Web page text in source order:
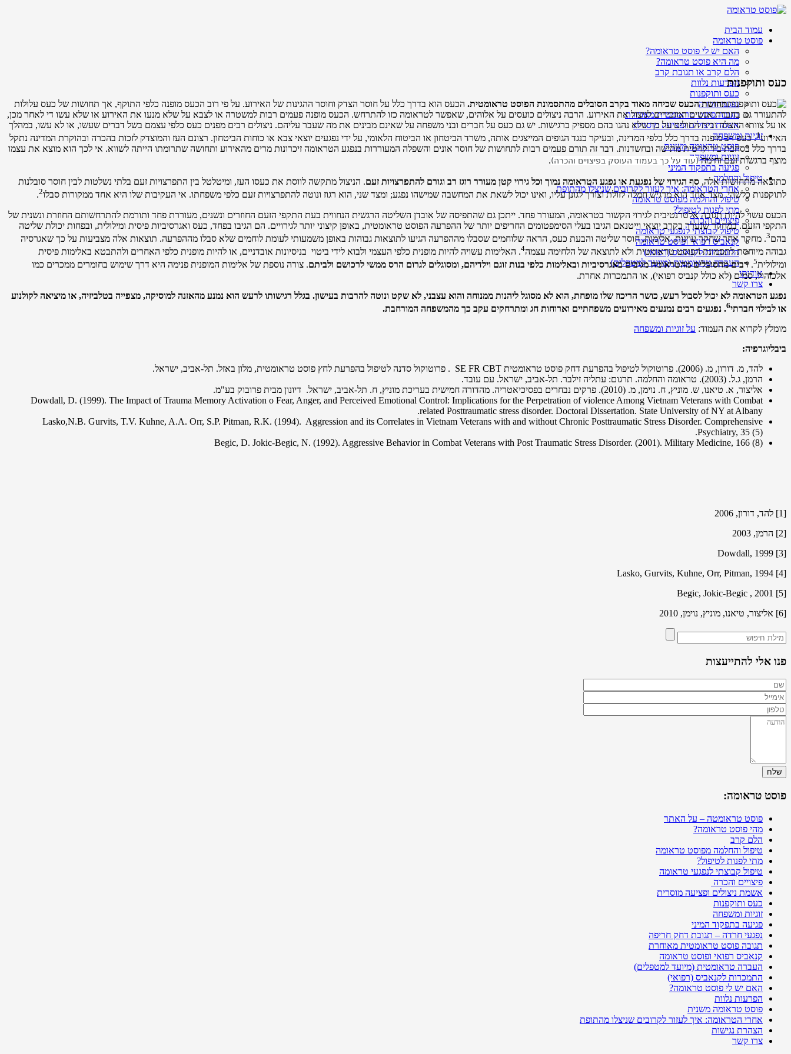
עמוד הבית
פוסט טראומה
האם יש לי פוסט טראומה?
מה היא פוסט טראומה?
הלם קרב או תגובת קרב
הפרעות נלוות
כעס ותוקפנות
נפגעי חרדה
תגובה פוסט טראומטית מאוחרת
אשמת ניצולים ופציעה מוסרית
זוגיות ומשפחה
פוסט טראומה משנית
זוגיות ומשפחה
פגיעה בתפקוד המיני
טיפול והחלמה
אחרי הטראומה: איך לעזור לקרובים שניצלו מהתופת
טיפול והחלמה מפוסט טראומה
מתי לפנות לטיפול?
פיצויים והכרה
טיפול קבוצתי לנפגעי טראומה
קנאביס רפואי ופוסט טראומה
התמכרות לקנאביס (רפואי)
העברה טראומטית (מיועד למטפלים)
אודותי
צרו קשר
כעס ותוקפנות
תחושת הכעס שכיחה מאוד בקרב הסובלים מהתסמונת הפוסט טראומטית. הכעס הוא בדרך כלל על חוסר הצדק וחוסר ההגינות של האירוע. על פי רוב הכעס מופנה כלפי התוקף, אך תחושות של כעס עלולות
להתעורר גם בחברת אנשים המזכירים לניצול את האירוע. הרבה ניצולים כועסים על אלוהים, שאפשר לטראומה כזו להתרחש. הכעס מופנה פעמים רבות למשטרה או לצבא על שלא מנעו את האירוע או שלא עשו די לאחר מכן,
או על צוותי ההצלה ובית החולים על כך שלא נהגו בהם מספיק ברגישות. יש גם כעס על חברים ובני משפחה על שאינם מבינים את מה שעבר עליהם. ניצולים רבים מפנים כעס כלפי עצמם בשל דברים שעשו, או לא עשו, במהלך
האירוע1. כעס רב מופנה בדרך כלל כלפי המדינה, ובעיקר כנגד הגופים המייצגים אותה, משרד הביטחון או הביטוח הלאומי, על ידי נפגעים יוצאי צבא או כוחות הביטחון. רצונם העז והמוצדק לזכות בהכרה ובהוקרת המדינה נתקל
בדרך כלל בסחבת בירוקרטית מתישה ובחשדנות. דבר זה תורם פעמים רבות לתחושות של חוסר אונים והשפלה המעוררות בנפגע הטראומה זיכרונות מרים מהאירוע ותחושה שתרומתו הייתה לשווא. אי לכך הוא מוצא את עצמו
מוצף ברגשות זעם וחימה(עוד על כך בעמוד העוסק בפיצויים והכרה).
כתוצאה מתחושות אלה, סף הגירוי של נפגעת או נפגע הטראומה נמוך וכל גירוי קטן מעורר רוגז רב וגורם להתפרצויות זעם. הניצול מתקשה לווסת את כעסו העז, ומיטלטל בין התפרצויות זעם בלתי נשלטות לבין חוסר סובלנות
לתוקפנות כלשהי. מצד אחד הוא מרגיש חמלה לזולת וצורך לגונן עליו, ואינו יכול לשאת את המחשבה שמישהו נפגע; ומצד שני, הוא רגוז ונוטה להתפרצויות זעם כלפי משפחתו. אי העקיבות שלו היא אחד ממקורות סבלו2
.
הכעס עשוי להיות תגובה אלטרנטיבית לגירוי הקשור בטראומה, המעורר פחד. ייתכן גם שהתפיסה של אובדן השליטה הרגשית הנחווית בעת התקפי הזעם החוזרים ונשנים, מעוררת פחד ותורמת להתרחשותם החוזרת ונשנית של
התקפי הזעם. במחקר שנערך בקרב יוצאי וייטנאם הגיבו בעלי הסימפטומים החריפים יותר של ההפרעה הפוסט טראומטית, באופן קיצוני יותר לגירויים. הם הגיבו בפחד, כעס ואגרסיביות פיסית ומילולית, ובפחות יכולת שליטה
בהם3. מחקר אחר שחקר עוינות, אלימות, חוסר שליטה והבעת כעס, הראה שלוחמים שסבלו מההפרעה הגיעו לתוצאות גבוהות באופן משמעותי לעומת לוחמים שלא סבלו מההפרעה. תוצאות אלה מצביעות על כך שאגרסיה
גבוהה מיוחסת לתסמונת הפוסט טראומטית ולא לתוצאה של הלחימה עצמה4. האלימות עשויה להיות מופנית כלפי העצמי ולבוא לידי ביטוי בניסיונות אובדניים, או להיות מופנית כלפי האחרים ולהתבטא באלימות פיסית
ומילולית5
.רבים מהסובלים מהטראומה מגיבים באגרסיביות ובאלימות כלפי בנות זוגם וילדיהם, ומסוגלים לגרום הרס ממשי לרכושם ולביתם. צורה נוספת של אלימות המופנית פנימה היא דרך שימוש בחומרים ממכרים כמו
אלכוהול, סמים (לא כולל קנביס רפואי), או התמכרות אחרת.
נפגע הטראומה לא יכול לסבול רעש, כושר הריכוז שלו מופחת, הוא לא מסוגל ליהנות ממנוחה והוא עצבני, לא שקט ונוטה להרבות בעישון. בגלל רגישותו לרעש הוא נמנע מהאזנה למוסיקה, מצפייה בטלביזיה, או מיציאה לקולנוע
או לבילוי חברתי6. נפגעים רבים נמנעים מאירועים משפחתיים וארוחות חג ומתרחקים עקב כך מהמשפחה המורחבת.
מומלץ לקרוא את העמוד: על זוגיות ומשפחה
ביבליוגרפיה:
להד, מ. דורון, מ. (2006). פרוטוקול לטיפול בהפרעת דחק פוסט טראומטית SE FR CBT . פרוטוקול סדנה לטיפול בהפרעת לחץ פוסט טראומטית, מלון באזל. תל-אביב, ישראל.
הרמן, ג.ל. (2003). טראומה והחלמה. תרגום: עתליה זילבר. תל-אביב, ישראל. עם עובד.
אליצור, א. טיאנו, ש. מוניץ, ח. נוימן, מ. (2010). פרקים נבחרים בפסיכיאטריה. מהדורה חמישית בעריכת מוניץ, ח. תל-אביב, ישראל. דיונון מבית פרובוק בע"מ.
Dowdall, D. (1999). The Impact of Trauma Memory Activation o Fear, Anger, and Perceived Emotional Control: Implications for the Perpetration of violence Among Vietnam Veterans with Combat
related Posttraumatic stress disorder. Doctoral Dissertation. State University of NY at Albany.
Lasko,N.B. Gurvits, T.V. Kuhne, A.A. Orr, S.P. Pitman, R.K. (1994). Aggression and its Correlates in Vietnam Veterans with and without Chronic Posttraumatic Stress Disorder. Comprehensive
Psychiatry, 35 (5).
Begic, D. Jokic-Begic, N. (1992). Aggressive Behavior in Combat Veterans with Post Traumatic Stress Disorder. (2001). Military Medicine, 166 (8)
[1] להד, דורון, 2006
[2] הרמן, 2003
[3] Dowdall, 1999
[4] Lasko, Gurvits, Kuhne, Orr, Pitman, 1994
[5] Begic, Jokic-Begic , 2001
[6] אליצור, טיאנו, מוניץ, נוימן, 2010
פנו אלי להתייעצות
פוסט טראומה:
פוסט טראומטה – על האתר
מהי פוסט טראומה?
הלם קרב
טיפול והחלמה מפוסט טראומה
מתי לפנות לטיפול?
טיפול קבוצתי לנפגעי טראומה
פיצויים והכרה
אשמת ניצולים ופציעה מוסרית
כעס ותוקפנות
זוגיות ומשפחה
פגיעה בתפקוד המיני
נפגעי חרדה – תגובת דחק חריפה
תגובה פוסט טראומטית מאוחרת
קנאביס רפואי ופוסט טראומה
העברה טראומטית (מיועד למטפלים)
התמכרות לקנאביס (רפואי)
האם יש לי פוסט טראומה?
הפרעות נלוות
פוסט טראומה משנית
אחרי הטראומה: איך לעזור לקרובים שניצלו מהתופת
הצהרת נגישות
צרו קשר